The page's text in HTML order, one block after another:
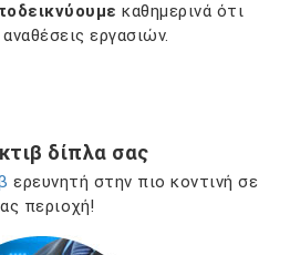
καθημερινά ότι
εργασιών.
δίπλα σας
ερευνητή στην πιο κοντινή σε
περιοχή!